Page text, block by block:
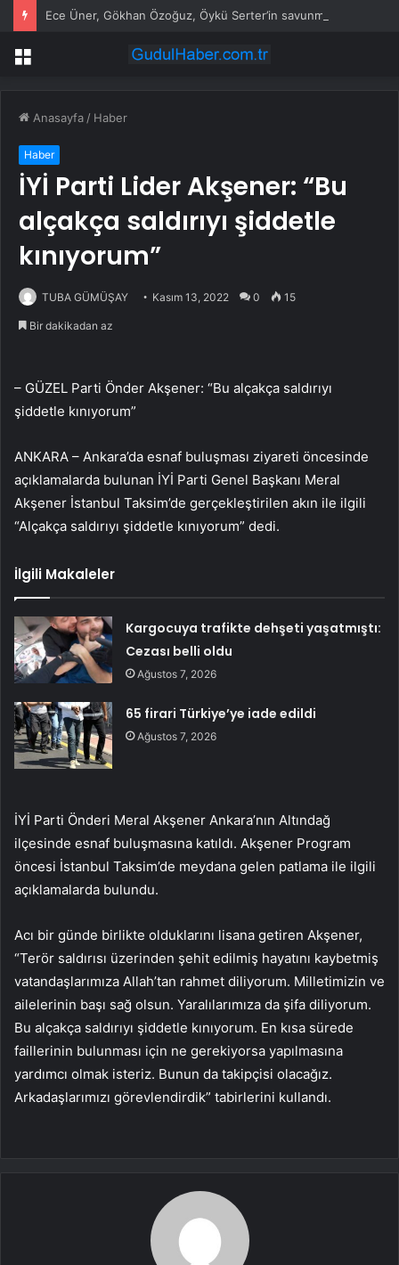
Menü
Anasayfa / Haber
Haber
İYİ Parti Lider Akşener: “Bu
alçakça saldırıyı şiddetle
kınıyorum”
TUBA GÜMÜŞAY Kasım 13, 2022 0 15
Bir dakikadan az
– GÜZEL Parti Önder Akşener: “Bu alçakça saldırıyı
şiddetle kınıyorum”
ANKARA – Ankara’da esnaf buluşması ziyareti öncesinde
açıklamalarda bulunan İYİ Parti Genel Başkanı Meral
Akşener İstanbul Taksim’de gerçekleştirilen akın ile ilgili
“Alçakça saldırıyı şiddetle kınıyorum” dedi.
İlgili Makaleler
Kargocuya trafikte dehşeti yaşatmıştı:
Cezası belli oldu
Ağustos 7, 2026
65 firari Türkiye’ye iade edildi
Ağustos 7, 2026
İYİ Parti Önderi Meral Akşener Ankara’nın Altındağ
ilçesinde esnaf buluşmasına katıldı. Akşener Program
öncesi İstanbul Taksim’de meydana gelen patlama ile ilgili
açıklamalarda bulundu.
Acı bir günde birlikte olduklarını lisana getiren Akşener,
“Terör saldırısı üzerinden şehit edilmiş hayatını kaybetmiş
vatandaşlarımıza Allah’tan rahmet diliyorum. Milletimizin ve
ailelerinin başı sağ olsun. Yaralılarımıza da şifa diliyorum.
Bu alçakça saldırıyı şiddetle kınıyorum. En kısa sürede
faillerinin bulunması için ne gerekiyorsa yapılmasına
yardımcı olmak isteriz. Bunun da takipçisi olacağız.
Arkadaşlarımızı görevlendirdik” tabirlerini kullandı.